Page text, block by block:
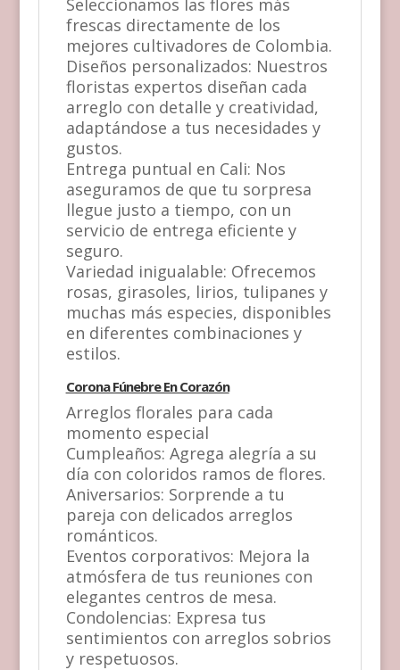
frescas directamente de los
mejores cultivadores de Colombia.
Diseños personalizados: Nuestros
floristas expertos diseñan cada
arreglo con detalle y creatividad,
adaptándose a tus necesidades y
gustos.
Entrega puntual en Cali: Nos
aseguramos de que tu sorpresa
llegue justo a tiempo, con un
servicio de entrega eficiente y
seguro.
Variedad inigualable: Ofrecemos
rosas, girasoles, lirios, tulipanes y
muchas más especies, disponibles
en diferentes combinaciones y
estilos.
Corona Fúnebre En Corazón
Arreglos florales para cada
momento especial
Cumpleaños: Agrega alegría a su
día con coloridos ramos de flores.
Aniversarios: Sorprende a tu
pareja con delicados arreglos
románticos.
Eventos corporativos: Mejora la
atmósfera de tus reuniones con
elegantes centros de mesa.
Condolencias: Expresa tus
sentimientos con arreglos sobrios
y respetuosos.